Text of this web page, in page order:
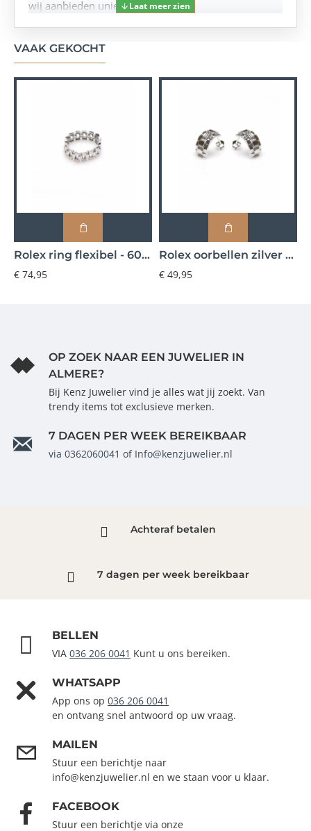
wij aanbieden uniek!
VAAK GEKOCHT
Rolex ring flexibel - 602058
€ 74,95
Rolex oorbellen zilver - 602126
€ 49,95
OP ZOEK NAAR EEN JUWELIER IN
ALMERE?
Bij Kenz Juwelier vind je alles wat jij zoekt. Van
trendy items tot exclusieve merken.
7 DAGEN PER WEEK BEREIKBAAR
via 0362060041 of Info@kenzjuwelier.nl
Achteraf betalen
7 dagen per week bereikbaar
BELLEN
VIA 036 206 0041 Kunt u ons bereiken.
WHATSAPP
App ons op 036 206 0041
en ontvang snel antwoord op uw vraag.
MAILEN
Stuur een berichtje naar
info@kenzjuwelier.nl en we staan voor u klaar.
FACEBOOK
Stuur een berichtje via onze